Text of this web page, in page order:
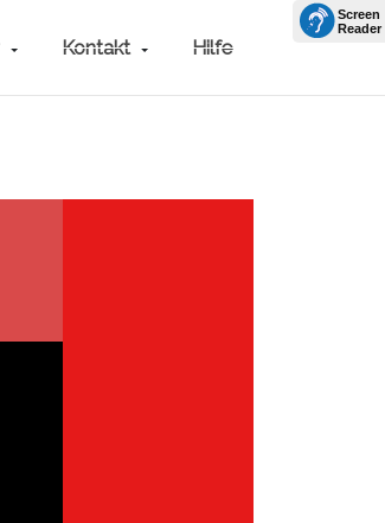
Kontakt Hilfe